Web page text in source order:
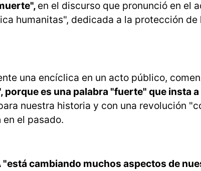
en el discurso que pronunció en el
humanitas", dedicada a la protección de
una encíclica en un acto público,
porque es una palabra "fuerte" que insta
nuestra historia y con una revolución
el pasado.
cambiando muchos aspectos de